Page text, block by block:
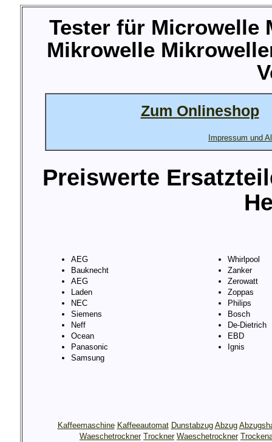
Tester für Microwelle
Mikrowelle
Zum Onlineshop
Impressum und
Preiswerte
AEG
Bauknecht
AEG
Laden
NEC
Siemens
Neff
Ocean
Panasonic
Samsung
Whirlpool
Zanker
Zerowatt
Zoppas
Philips
Bosch
De-Dietrich
EBD
Ignis
Kaffeemaschine Kaffeeautomat Dunstabzug Abzug
Waeschetrockner Trockner Waeschetrockner